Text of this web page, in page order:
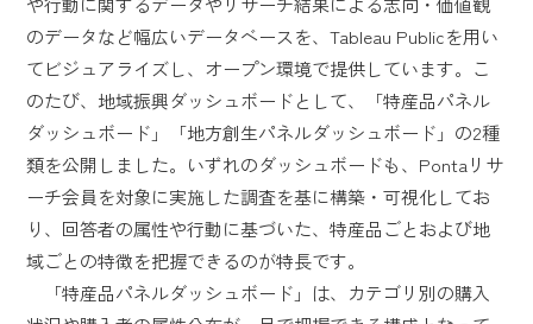
のデータなど幅広いデータベースを、Tableau Publicを用い
てビジュアライズし、オープン環境で提供しています。こ
のたび、地域振興ダッシュボードとして、「特産品パネル
ダッシュボード」「地方創生パネルダッシュボード」の2種
類を公開しました。いずれのダッシュボードも、Pontaリサ
ーチ会員を対象に実施した調査を基に構築・可視化してお
り、回答者の属性や行動に基づいた、特産品ごとおよび地
域ごとの特徴を把握できるのが特長です。
「特産品パネルダッシュボード」は、カテゴリ別の購入